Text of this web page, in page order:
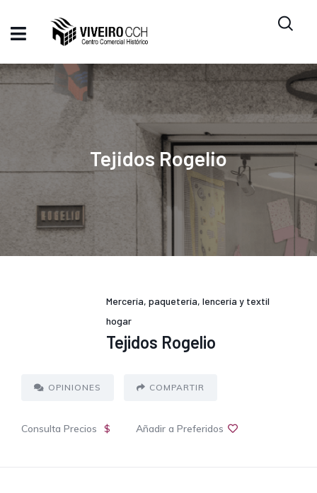
Tejidos Rogelio
Mercería, paquetería, lencería y textil
hogar
Tejidos Rogelio
OPINIONES COMPARTIR
Consulta Precios $ Añadir a Preferidos